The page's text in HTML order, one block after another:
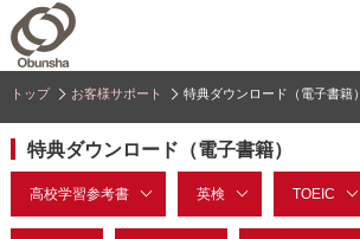
トップ お客様サポート 特典ダウンロード（電子書籍）
特典ダウンロード（電子書籍）
高校学習参考書 英検 TOEIC